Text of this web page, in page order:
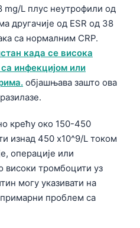
mg/L плус неутрофили од
другачије од ESR од 38
са нормалним CRP.
када се висока
са инфекцијом или
објашњава зашто ова
крећу око 150-450
изнад 450 x10^9/L током
операције или
високи тромбоцити уз
могу указивати на
проблем са